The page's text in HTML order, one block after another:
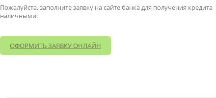
Пожалуйста, заполните заявку на сайте банка для получения кредита
наличными:
ОФОРМИТЬ ЗАЯВКУ ОНЛАЙН